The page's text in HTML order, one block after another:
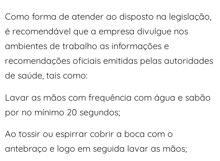
Como forma de atender ao disposto na legislação,
é recomendável que a empresa divulgue nos
ambientes de trabalho as informações e
recomendações oficiais emitidas pelas autoridades
de saúde, tais como:
Lavar as mãos com frequência com água e sabão
por no mínimo 20 segundos;
Ao tossir ou espirrar cobrir a boca com o
antebraço e logo em seguida lavar as mãos;